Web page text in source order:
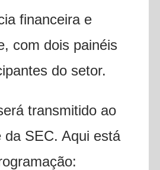
financeira e
com dois painéis
do setor.
transmitido ao
da SEC. Aqui está